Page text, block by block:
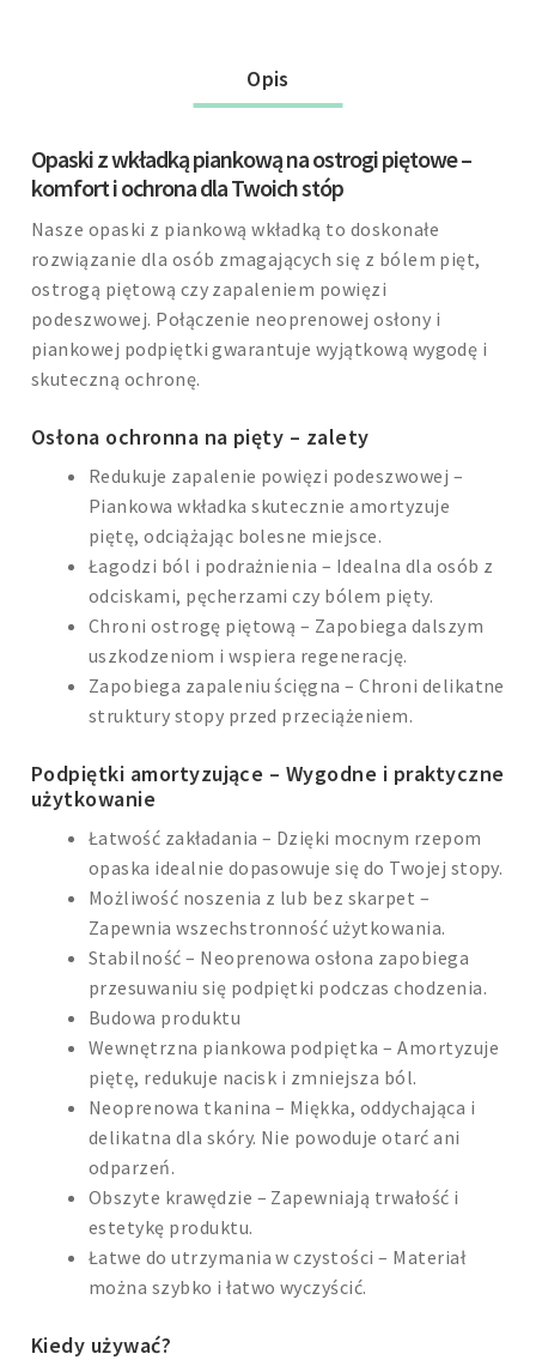
Opis
Opaski z wkładką piankową na ostrogi piętowe –
komfort i ochrona dla Twoich stóp
Nasze opaski z piankową wkładką to doskonałe
rozwiązanie dla osób zmagających się z bólem pięt,
ostrogą piętową czy zapaleniem powięzi
podeszwowej. Połączenie neoprenowej osłony i
piankowej podpiętki gwarantuje wyjątkową wygodę i
skuteczną ochronę.
Osłona ochronna na pięty – zalety
Redukuje zapalenie powięzi podeszwowej –
Piankowa wkładka skutecznie amortyzuje
piętę, odciążając bolesne miejsce.
Łagodzi ból i podrażnienia – Idealna dla osób z
odciskami, pęcherzami czy bólem pięty.
Chroni ostrogę piętową – Zapobiega dalszym
uszkodzeniom i wspiera regenerację.
Zapobiega zapaleniu ścięgna – Chroni delikatne
struktury stopy przed przeciążeniem.
Podpiętki amortyzujące – Wygodne i praktyczne
użytkowanie
Łatwość zakładania – Dzięki mocnym rzepom
opaska idealnie dopasowuje się do Twojej stopy.
Możliwość noszenia z lub bez skarpet –
Zapewnia wszechstronność użytkowania.
Stabilność – Neoprenowa osłona zapobiega
przesuwaniu się podpiętki podczas chodzenia.
Budowa produktu
Wewnętrzna piankowa podpiętka – Amortyzuje
piętę, redukuje nacisk i zmniejsza ból.
Neoprenowa tkanina – Miękka, oddychająca i
delikatna dla skóry. Nie powoduje otarć ani
odparzeń.
Obszyte krawędzie – Zapewniają trwałość i
estetykę produktu.
Łatwe do utrzymania w czystości – Materiał
można szybko i łatwo wyczyścić.
Kiedy używać?